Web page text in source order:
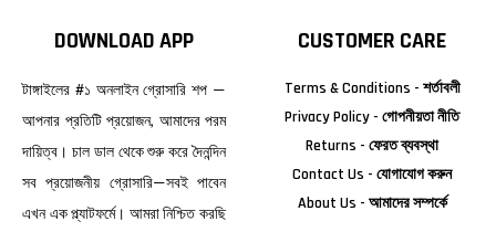
DOWNLOAD APP
টাঙ্গাইলের #১ অনলাইন গ্রোসারি শপ —
আপনার প্রতিটি প্রয়োজন, আমাদের পরম
দায়িত্ব। চাল ডাল থেকে শুরু করে দৈনন্দিন
সব প্রয়োজনীয় গ্রোসারি—সবই পাবেন
এখন এক প্ল্যাটফর্মে। আমরা নিশ্চিত করছি
CUSTOMER CARE
Terms & Conditions - শর্তাবলী
Privacy Policy - গোপনীয়তা নীতি
Returns - ফেরত ব্যবস্থা
Contact Us - যোগাযোগ করুন
About Us - আমাদের সম্পর্কে